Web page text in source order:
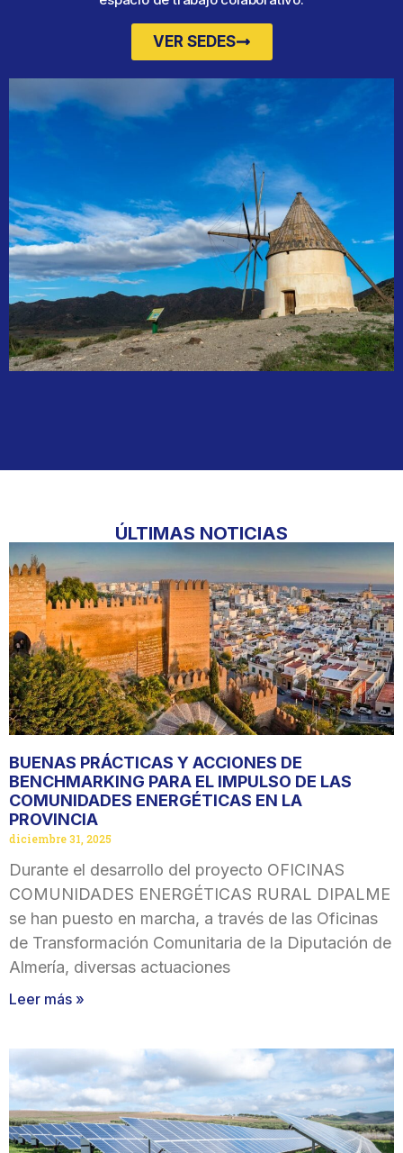
VER SEDES
ÚLTIMAS NOTICIAS
BUENAS PRÁCTICAS Y ACCIONES DE
BENCHMARKING PARA EL IMPULSO DE LAS
COMUNIDADES ENERGÉTICAS EN LA
PROVINCIA
diciembre 31, 2025
Durante el desarrollo del proyecto OFICINAS
COMUNIDADES ENERGÉTICAS RURAL DIPALME
se han puesto en marcha, a través de las Oficinas
de Transformación Comunitaria de la Diputación de
Almería, diversas actuaciones
Leer más »